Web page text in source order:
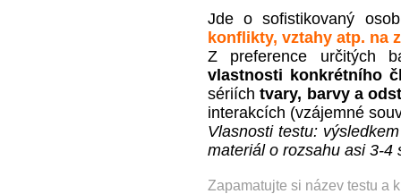
Jde o sofistikovaný
konflikty, vztahy atp. na
Z preference určitých
vlastnosti konkrétního
sériíchtvary, barvy a
interakcích (vzájemné
Vlasnosti testu:
materiál o rozsahu asi 3-4
Zapamatujte si název testu a